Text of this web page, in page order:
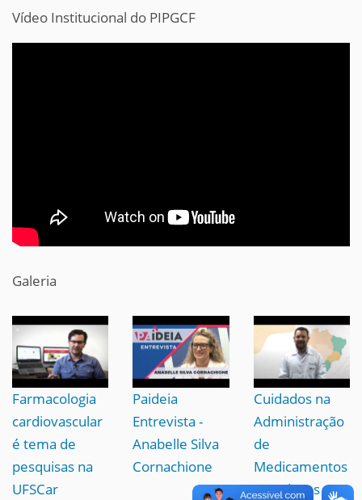
Vídeo Institucional do PIPGCF
Galeria
Farmacologia
cardiovascular
é tema de
pesquisas na
UFSCar
Paideia
Entrevista -
Anabelle Silva
Cornachione
Cuidados na
Administração
de
Medicamentos
aos Idosos